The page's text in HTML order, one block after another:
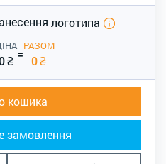
логотипа
₴ =
РАЗОМ
0₴
кошика
замовлення